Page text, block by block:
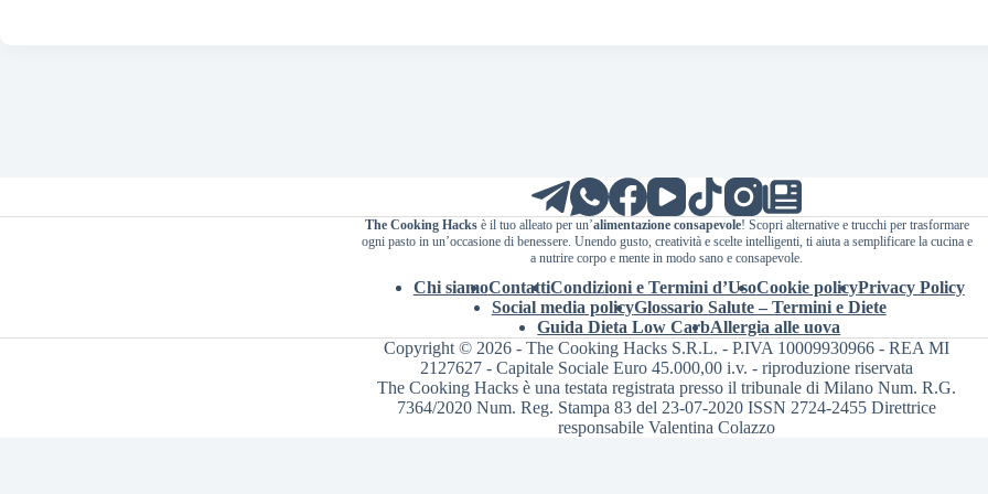
The Cooking Hacksè il tuo alleato per un’alimentazione consapevole! Scopri alternative e trucchi per trasformare
ogni pasto in un’occasione di benessere. Unendo gusto, creatività e scelte intelligenti, ti aiuta a semplificare la cucina e
a nutrire corpo e mente in modo sano e consapevole.
Chi siamoContattiCondizioni e Termini d’UsoCookie policyPrivacy Policy
Social media policyGlossario Salute – Termini e Diete
Guida Dieta Low CarbAllergia alle uova
Copyright © 2026 - The Cooking Hacks S.R.L. - P.IVA 10009930966 - REA MI
2127627 - Capitale Sociale Euro 45.000,00 i.v. - riproduzione riservata
The Cooking Hacks è una testata registrata presso il tribunale di Milano Num. R.G.
7364/2020 Num. Reg. Stampa 83 del 23-07-2020 ISSN 2724-2455 Direttrice
responsabile Valentina Colazzo